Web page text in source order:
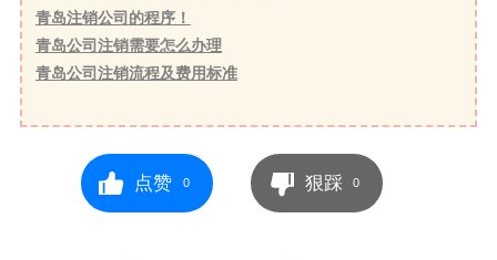
青岛注销公司的程序！
青岛公司注销需要怎么办理
青岛公司注销流程及费用标准
点赞 0 狠踩 0